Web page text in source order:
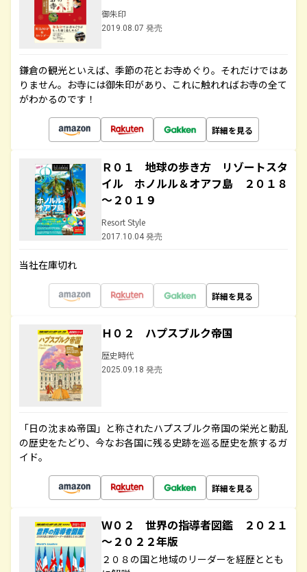
御朱印
2019.08.07 発売
鎌倉の観光といえば、季節の花とお寺めぐり。それだけではあ
りません。お寺には御朱印があり、これに触れればお寺の全て
がわかるのです！
詳細を見る
Ｒ０１ 地球の歩き方 リゾートスタ
イル ホノルル＆オアフ島 ２０１８
～２０１９
Resort Style
2017.10.04 発売
当社在庫切れ
詳細を見る
Ｈ０２ ハプスブルク帝国
歴史時代
2025.09.18 発売
「日の沈まぬ帝国」と称されたハプスブルク帝国の栄光と動乱
の歴史をたどり、今なお各国に残る史跡を巡る歴史を旅するガ
イド。
詳細を見る
Ｗ０２ 世界の指導者図鑑 ２０２１
～２０２２年版
２０８の国と地域のリーダーを経歴ととも